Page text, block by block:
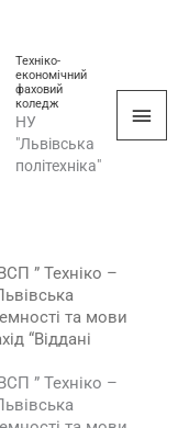
Техніко-
економічний
фаховий
коледж
НУ
"Львівська
політехніка"
” Техніко –
та мови
“Віддані
” Техніко –